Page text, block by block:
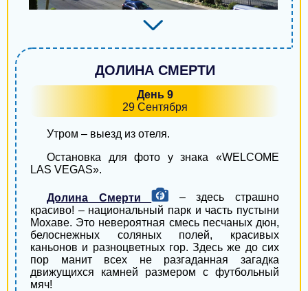
ДОЛИНА СМЕРТИ
День 9
29 Сентября
Утром – выезд из отеля.
Остановка для фото у знака «WELCOME
LAS VEGAS».
Долина Смерти
– здесь страшно
красиво! – национальный парк и часть пустыни
Мохаве. Это невероятная смесь песчаных дюн,
белоснежных соляных полей, красивых
каньонов и разноцветных гор. Здесь же до сих
пор манит всех не разгаданная загадка
движущихся камней размером с футбольный
мяч!